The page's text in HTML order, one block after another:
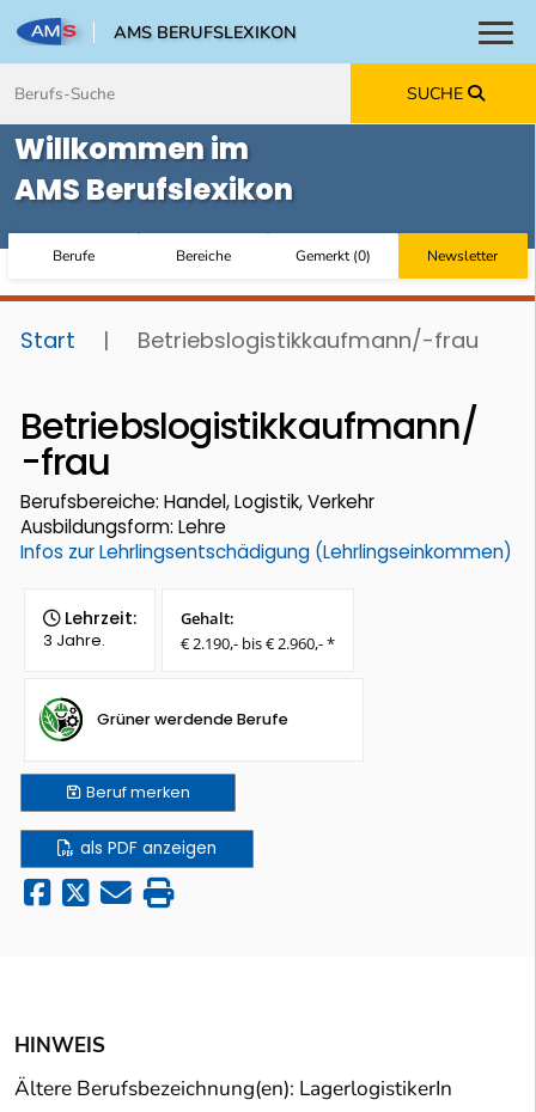
AMS BERUFSLEXIKON
SUCHE
Willkommen im
AMS Berufslexikon
Berufe Bereiche Gemerkt(0) Newsletter
Start | Betriebslogistikkaufmann/-frau
Betriebslogistikkaufmann/
-frau
Berufsbereiche: Handel, Logistik, Verkehr
Ausbildungsform: Lehre
Infos zur Lehrlingsentschädigung (Lehrlingseinkommen)
Lehrzeit:
3 Jahre.
Gehalt:
€ 2.190,- bis € 2.960,- *
Grüner werdende Berufe
Berufmerken
als PDF anzeigen
HINWEIS
Ältere Berufsbezeichnung(en): LagerlogistikerIn